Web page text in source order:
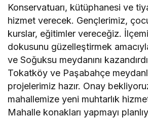
Konservatuarı, kütüphanesi ve
hizmet verecek. Gençlerimiz,
kurslar, eğitimler vereceğiz.
dokusunu güzelleştirmek
ve Soğuksu meydanını
Tokatköy ve Paşabahçe
projelerimiz hazır. Onay
mahallemize yeni muhtarlık
Mahalle konakları yapmayı